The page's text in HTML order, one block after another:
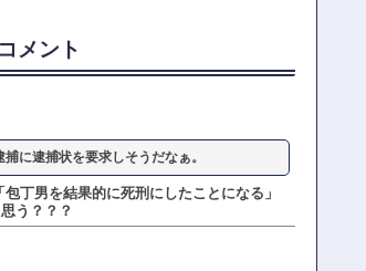
メント
捕に逮捕状を要求しそうだなぁ。
包丁男を結果的に死刑にしたことになる」
う？？？